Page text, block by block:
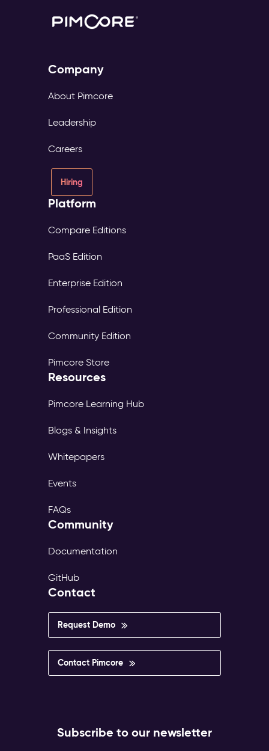
Company
About Pimcore
Leadership
Careers
Hiring
Platform
Compare Editions
PaaS Edition
Enterprise Edition
Professional Edition
Community Edition
Pimcore Store
Resources
Pimcore Learning Hub
Blogs & Insights
Whitepapers
Events
FAQs
Community
Documentation
GitHub
Contact
Request Demo
Contact Pimcore
Subscribe to our newsletter